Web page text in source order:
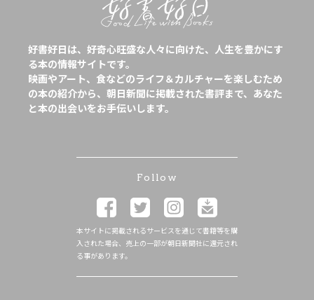
好書好日は、好奇心旺盛な人々に向けた、人生を豊かにす
る本の情報サイトです。
映画やアート、食などのライフ＆カルチャーを楽しむため
の本の紹介から、朝日新聞に掲載された書評まで、あなた
と本の出会いをお手伝いします。
Follow
本サイトに掲載されるサービスを通じて書籍等を購
入された場合、売上の一部が朝日新聞社に還元され
る事があります。